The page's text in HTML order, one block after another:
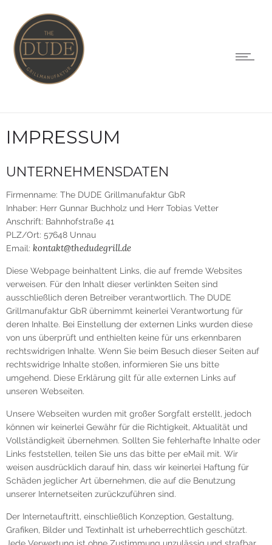
IMPRESSUM
UNTERNEHMENSDATEN
Firmenname: The DUDE Grillmanufaktur GbR
Inhaber: Herr Gunnar Buchholz und Herr Tobias Vetter
Anschrift: Bahnhofstraße 41
PLZ/Ort: 57648 Unnau
Email: kontakt@thedudegrill.de
Diese Webpage beinhaltent Links, die auf fremde Websites
verweisen. Für den Inhalt dieser verlinkten Seiten sind
ausschließlich deren Betreiber verantwortlich. The DUDE
Grillmanufaktur GbR übernimmt keinerlei Verantwortung für
deren Inhalte. Bei Einstellung der externen Links wurden diese
von uns überprüft und enthielten keine für uns erkennbaren
rechtswidrigen Inhalte. Wenn Sie beim Besuch dieser Seiten auf
rechtswidrige Inhalte stoßen, informieren Sie uns bitte
umgehend. Diese Erklärung gilt für alle externen Links auf
unseren Webseiten.
Unsere Webseiten wurden mit großer Sorgfalt erstellt, jedoch
können wir keinerlei Gewähr für die Richtigkeit, Aktualität und
Vollständigkeit übernehmen. Sollten Sie fehlerhafte Inhalte oder
Links feststellen, teilen Sie uns das bitte per eMail mit. Wir
weisen ausdrücklich darauf hin, dass wir keinerlei Haftung für
Schäden jeglicher Art übernehmen, die auf die Benutzung
unserer Internetseiten zurückzuführen sind.
Der Internetauftritt, einschließlich Konzeption, Gestaltung,
Grafiken, Bilder und Textinhalt ist urheberrechtlich geschützt.